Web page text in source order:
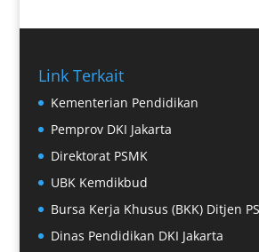
Link Terkait
Kementerian Pendidikan
Pemprov DKI Jakarta
Direktorat PSMK
UBK Kemdikbud
Bursa Kerja Khusus (BKK) Ditjen
Dinas Pendidikan DKI Jakarta